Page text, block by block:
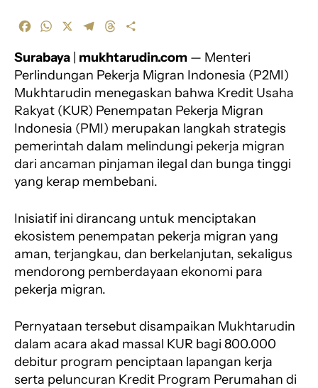
c
e
b
o
k
W
a
t
s
A
p
p
l
e
g
r
a
m
r
e
a
s
a
e
Surabaya mukhtarudin.com — Menteri
Perlindungan Pekerja Migran Indonesia (P2MI)
Mukhtarudin menegaskan bahwa Kredit Usaha
Rakyat (KUR) Penempatan Pekerja Migran
Indonesia (PMI) merupakan langkah strategis
pemerintah dalam melindungi pekerja migran
dari ancaman pinjaman ilegal dan bunga tinggi
yang kerap membebani.
Inisiatif ini dirancang untuk menciptakan
ekosistem penempatan pekerja migran yang
aman, terjangkau, dan berkelanjutan, sekaligus
mendorong pemberdayaan ekonomi para
pekerja migran.
Pernyataan tersebut disampaikan Mukhtarudin
dalam acara akad massal KUR bagi 800.000
debitur program penciptaan lapangan kerja
serta peluncuran Kredit Program Perumahan di